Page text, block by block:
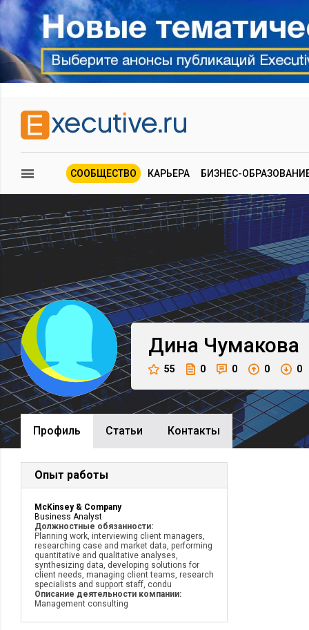
СООБЩЕСТВО КАРЬЕРА БИЗНЕС-
Дина Чумакова
55 0 0 0 0
Профиль Cтатьи Контакты
Опыт работы
McKinsey & Company
Business Analyst
Должностные обязанности:
Planning work, interviewing client managers,
researching case and market data, performing
quantitative and qualitative analyses,
synthesizing data, developing solutions for
client needs, managing client teams, research
specialists and support staff, condu
Описание деятельности компании:
Management consulting